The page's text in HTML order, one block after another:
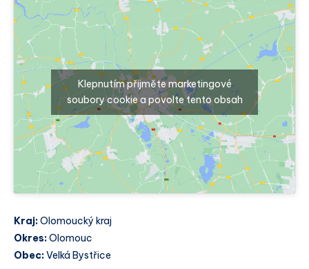
Klepnutím přijměte marketingové
soubory cookie a povolte tento obsah
Kraj:Olomoucký kraj
Okres:Olomouc
Obec:Velká Bystřice